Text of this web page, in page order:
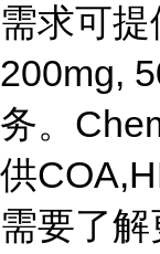
需求可
200mg,
务。
供
需要了